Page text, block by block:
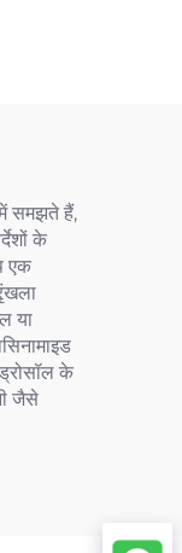
समझते हैं,
के
एक
या
के
जैसे